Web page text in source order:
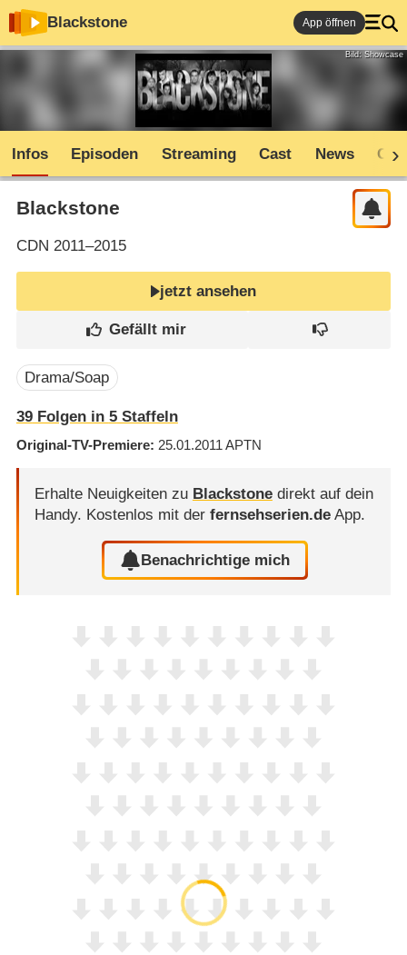
Blackstone App öffnen
Bild: Showcase
Infos Episoden Streaming Cast News
Blackstone
CDN 2011–2015
jetzt ansehen
Drama/Soap
39Folgen in 5Staffeln
Original-TV-Premiere 25.01.2011 APTN
Erhalte Neuigkeiten zu Blackstonedirekt auf dein
Handy. Kostenlos mit der fernsehserien.deApp.
Benachrichtige mich